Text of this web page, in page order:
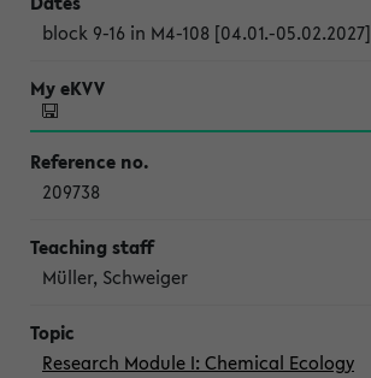
block 9-16 in M4-108 [04.01.-05.02.2027]
209738
Müller, Schweiger
Research Module I: Chemical Ecology